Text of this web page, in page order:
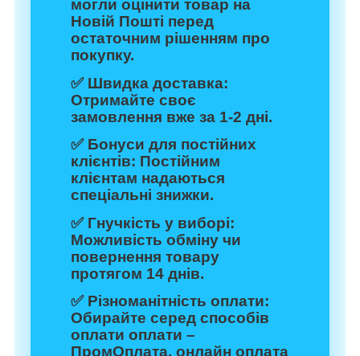
могли оцінити товар на
Новій Пошті перед
остаточним рішенням про
покупку.
✅ Швидка доставка:
Отримайте своє
замовлення вже за 1-2 дні.
✅ Бонуси для постійних
клієнтів: Постійним
клієнтам надаються
спеціальні знижки.
✅ Гнучкість у виборі:
Можливість обміну чи
повернення товару
протягом 14 днів.
✅ Різноманітність оплати:
Обирайте серед способів
оплати оплати –
ПромОплата, онлайн оплата